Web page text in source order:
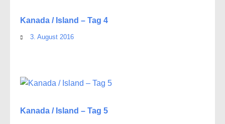
Kanada / Island – Tag 4
3. August 2016
Kanada / Island – Tag 5